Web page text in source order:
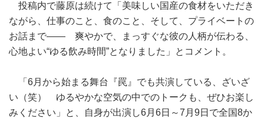
投稿内で藤原は続けて「美味しい国産の食材をいただき
ながら、仕事のこと、食のこと、そして、プライベートの
お話まで―― 爽やかで、まっすぐな彼の人柄が伝わる、
心地よい“ゆる飲み時間”となりました」とコメント。
「6月から始まる舞台『罠』でも共演している、ざいざ
い（笑） ゆるやかな空気の中でのトークも、ぜひお楽し
みください」と、自身が出演し6月6日～7月9日で全国8か